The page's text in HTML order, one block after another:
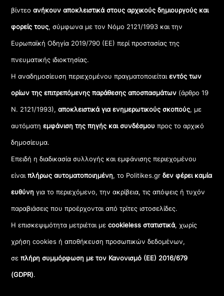
βίντεοανήκουν αποκλειστικά στους αρχικούς δημιουργούς και
φορείς τους, σύμφωνα με τον Νόμο 2121/1993 και την
Ευρωπαϊκή Οδηγία 2019/790 (ΕΕ) περί προστασίας της
πνευματικής ιδιοκτησίας.
Η αναδημοσίευση περιεχομένου πραγματοποιείταιεντός των
ορίων της επιτρεπόμενης παράθεσης αποσπασμάτων (άρθρο 19
Ν. 2121/1993), αποκλειστικά για ενημερωτικούς σκοπούς, με
αυτόματηεμφάνιση της πηγής και συνδέσμου προς το αρχικό
δημοσίευμα.
Επειδή η διαδικασία συλλογής και εμφάνισης περιεχομένου
είναιπλήρως αυτοματοποιημένη, το Politikes.grδεν φέρει καμία
ευθύνη για το περιεχόμενο, την ακρίβεια, τις απόψεις ή τυχόν
παραβιάσεις που προέρχονται από τρίτες ιστοσελίδες.
Η επισκεψιμότητα μετριέται μεcookieless στατιστικά, χωρίς
χρήση cookies ή αποθήκευση προσωπικών δεδομένων,
σεπλήρη συμμόρφωση με τον Κανονισμό (ΕΕ) 2016/679
(GDPR).